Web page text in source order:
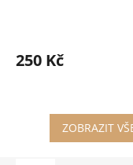
250 Kč
ZOBRAZIT